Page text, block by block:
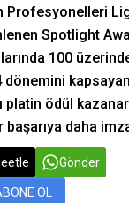
Profesyonelleri
Spotlight
100
dönemini
platin ödül
daha
Gönder
OL